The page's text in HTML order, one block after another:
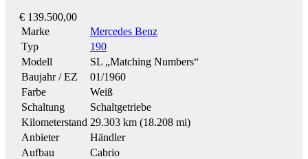
€ 139.500,00
Marke
Mercedes Benz
Typ
190
Modell
SL „Matching Numbers“
Baujahr / EZ
01/1960
Farbe
Weiß
Schaltung
Schaltgetriebe
Kilometerstand 29.303 km (18.208 mi)
Anbieter
Händler
Aufbau
Cabrio